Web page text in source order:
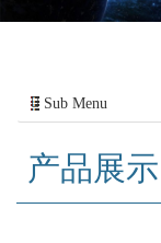
Sub Menu
产品展示